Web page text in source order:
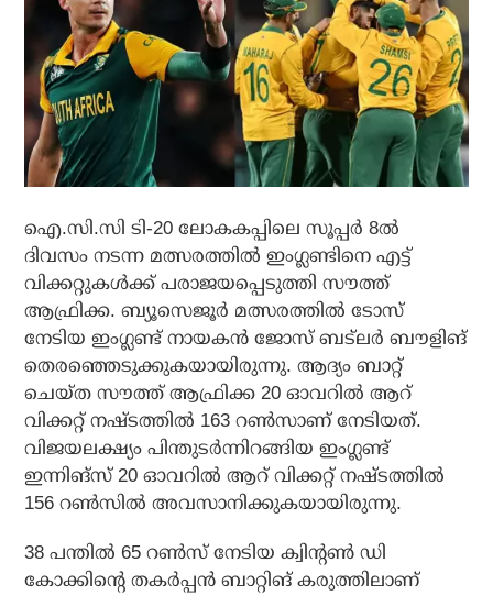
ഐ.സി.സി ടി-20 ലോകകപ്പിലെ സൂപ്പര്‍ 8ല്‍
ദിവസം നടന്ന മത്സരത്തില്‍ ഇംഗ്ലണ്ടിനെ എട്ട്
വിക്കറ്റുകള്‍ക്ക് പരാജയപ്പെടുത്തി സൗത്ത്
ആഫ്രിക്ക. ബ്യൂസെജൂര്‍ മത്സരത്തില്‍ ടോസ്
നേടിയ ഇംഗ്ലണ്ട് നായകന്‍ ജോസ് ബട്‌ലര്‍ ബൗളിങ്
തെരഞ്ഞെടുക്കുകയായിരുന്നു. ആദ്യം ബാറ്റ്
ചെയ്ത സൗത്ത് ആഫ്രിക്ക 20 ഓവറില്‍ ആറ്
വിക്കറ്റ് നഷ്ടത്തില്‍ 163 റണ്‍സാണ് നേടിയത്.
വിജയലക്ഷ്യം പിന്തുടര്‍ന്നിറങ്ങിയ ഇംഗ്ലണ്ട്
ഇന്നിങ്‌സ് 20 ഓവറില്‍ ആറ് വിക്കറ്റ് നഷ്ടത്തില്‍
156 റണ്‍സില്‍ അവസാനിക്കുകയായിരുന്നു.
38 പന്തില്‍ 65 റണ്‍സ് നേടിയ ക്വിന്റണ്‍ ഡി
കോക്കിന്റെ തകര്‍പ്പന്‍ ബാറ്റിങ് കരുത്തിലാണ്